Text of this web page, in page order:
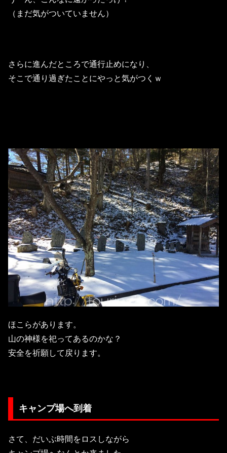
（まだ気がついていません）
さらに進んだところで通行止めになり、
そこで通り過ぎたことにやっと気がつくｗ
ほこらがあります。
山の神様を祀ってあるのかな？
安全を祈願して戻ります。
キャンプ場へ到着
さて、だいぶ時間をロスしながら